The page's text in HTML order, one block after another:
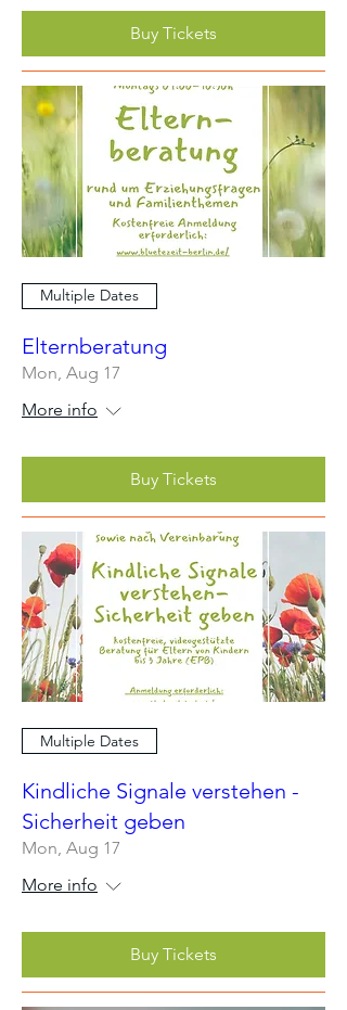
Buy Tickets
Multiple Dates
Elternberatung
Mon, Aug 17
More info
Buy Tickets
Multiple Dates
Kindliche Signale verstehen -
Sicherheit geben
Mon, Aug 17
More info
Buy Tickets